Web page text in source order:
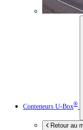
Conteneurs U-Box®
Retour au